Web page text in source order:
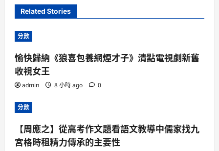
Related Stories
分數
愉快歸納《狼喜包養網煙才子》清點電視劇新舊
收視女王
admin 8 小時 ago 0
分數
【周應之】從高考作文題看語文教導中儒家找九
宮格時租精力傳承的主要性